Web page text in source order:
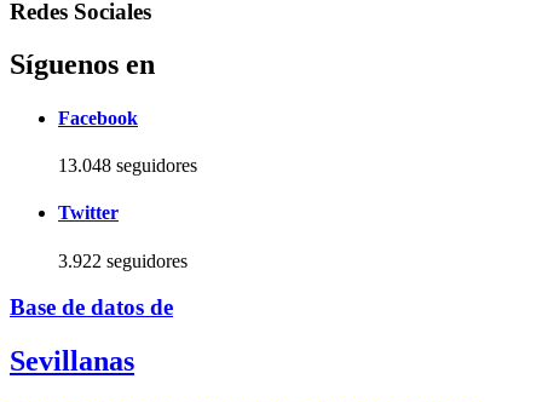
Redes Sociales
Síguenos en
Facebook
13.048 seguidores
Twitter
3.922 seguidores
Base de datos de
Sevillanas